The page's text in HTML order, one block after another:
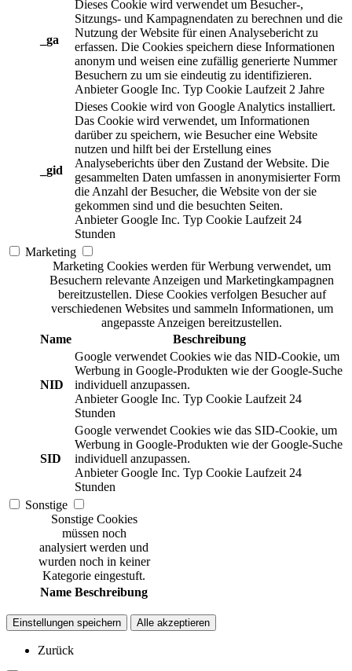
_ga
Dieses Cookie wird verwendet um Besucher-,
Sitzungs- und Kampagnendaten zu berechnen und die
Nutzung der Website für einen Analysebericht zu
erfassen. Die Cookies speichern diese Informationen
anonym und weisen eine zufällig generierte Nummer
Besuchern zu um sie eindeutig zu identifizieren.
Anbieter Google Inc. Typ Cookie Laufzeit 2 Jahre
_gid
Dieses Cookie wird von Google Analytics installiert.
Das Cookie wird verwendet, um Informationen
darüber zu speichern, wie Besucher eine Website
nutzen und hilft bei der Erstellung eines
Analyseberichts über den Zustand der Website. Die
gesammelten Daten umfassen in anonymisierter Form
die Anzahl der Besucher, die Website von der sie
gekommen sind und die besuchten Seiten.
Anbieter Google Inc. Typ Cookie Laufzeit 24
Stunden
Marketing
Marketing Cookies werden für Werbung verwendet, um
Besuchern relevante Anzeigen und Marketingkampagnen
bereitzustellen. Diese Cookies verfolgen Besucher auf
verschiedenen Websites und sammeln Informationen, um
angepasste Anzeigen bereitzustellen.
Name
Beschreibung
NID
Google verwendet Cookies wie das NID-Cookie, um
Werbung in Google-Produkten wie der Google-Suche
individuell anzupassen.
Anbieter Google Inc. Typ Cookie Laufzeit 24
Stunden
SID
Google verwendet Cookies wie das SID-Cookie, um
Werbung in Google-Produkten wie der Google-Suche
individuell anzupassen.
Anbieter Google Inc. Typ Cookie Laufzeit 24
Stunden
Sonstige
Sonstige Cookies
müssen noch
analysiert werden und
wurden noch in keiner
Kategorie eingestuft.
Name Beschreibung
Einstellungen speichern Alle akzeptieren
Zurück